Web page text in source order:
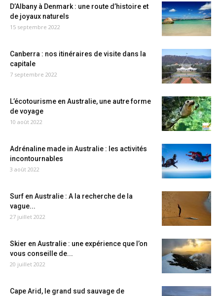
D’Albany à Denmark : une route d’histoire et
de joyaux naturels
15 septembre 2022
Canberra : nos itinéraires de visite dans la
capitale
7 septembre 2022
L’écotourisme en Australie, une autre forme
de voyage
10 août 2022
Adrénaline made in Australie : les activités
incontournables
3 août 2022
Surf en Australie : A la recherche de la
vague...
27 juillet 2022
Skier en Australie : une expérience que l’on
vous conseille de...
20 juillet 2022
Cape Arid, le grand sud sauvage de